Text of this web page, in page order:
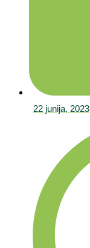
22 junija, 2023